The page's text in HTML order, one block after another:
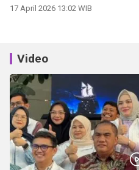
17 April 2026 13:02 WIB
Video